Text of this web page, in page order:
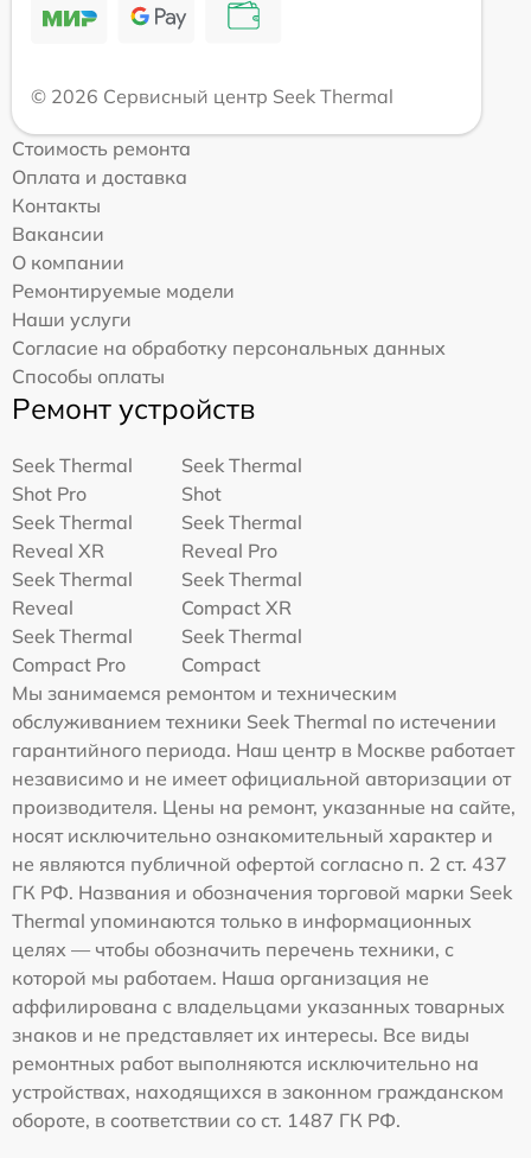
© 2026 Сервисный центр Seek Thermal
Стоимость ремонта
Оплата и доставка
Контакты
Вакансии
О компании
Ремонтируемые модели
Наши услуги
Согласие на обработку персональных данных
Способы оплаты
Ремонт устройств
Seek Thermal
Shot Pro
Seek Thermal
Shot
Seek Thermal
Reveal XR
Seek Thermal
Reveal Pro
Seek Thermal
Reveal
Seek Thermal
Compact XR
Seek Thermal
Compact Pro
Seek Thermal
Compact
Мы занимаемся ремонтом и техническим
обслуживанием техники Seek Thermal по истечении
гарантийного периода. Наш центр в Москве работает
независимо и не имеет официальной авторизации от
производителя. Цены на ремонт, указанные на сайте,
носят исключительно ознакомительный характер и
не являются публичной офертой согласно п. 2 ст. 437
ГК РФ. Названия и обозначения торговой марки Seek
Thermal упоминаются только в информационных
целях — чтобы обозначить перечень техники, с
которой мы работаем. Наша организация не
аффилирована с владельцами указанных товарных
знаков и не представляет их интересы. Все виды
ремонтных работ выполняются исключительно на
устройствах, находящихся в законном гражданском
обороте, в соответствии со ст. 1487 ГК РФ.